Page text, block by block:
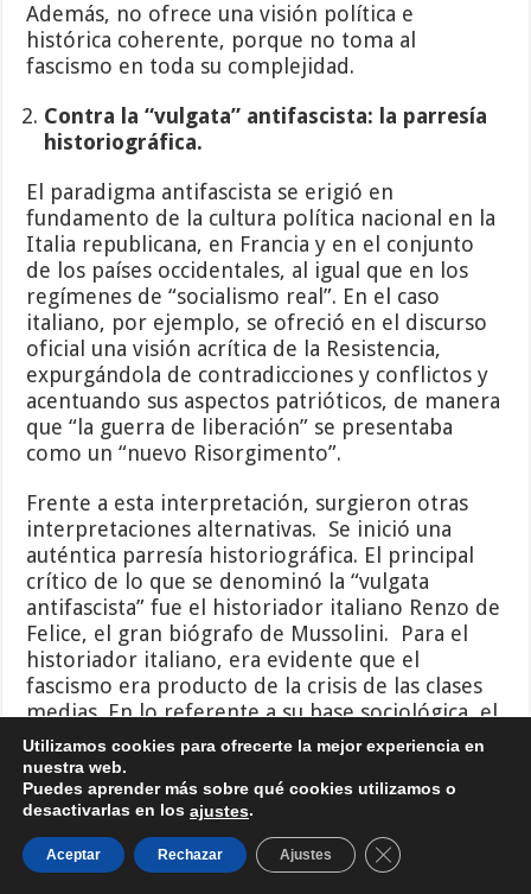
Además, no ofrece una visión política e
histórica coherente, porque no toma al
fascismo en toda su complejidad.
Contra la “vulgata” antifascista: la parresía
historiográfica.
El paradigma antifascista se erigió en
fundamento de la cultura política nacional en la
Italia republicana, en Francia y en el conjunto
de los países occidentales, al igual que en los
regímenes de “socialismo real”. En el caso
italiano, por ejemplo, se ofreció en el discurso
oficial una visión acrítica de la Resistencia,
expurgándola de contradicciones y conflictos y
acentuando sus aspectos patrióticos, de manera
que “la guerra de liberación” se presentaba
como un “nuevo Risorgimento”.
Frente a esta interpretación, surgieron otras
interpretaciones alternativas. Se inició una
auténtica parresía historiográfica. El principal
crítico de lo que se denominó la “vulgata
antifascista” fue el historiador italiano Renzo de
Felice, el gran biógrafo de Mussolini. Para el
historiador italiano, era evidente que el
fascismo era producto de la crisis de las clases
medias. En lo referente a su base sociológica, el
fascismo tuvo enemigos y partidarios en todas
las clases sociales. Sin embargo, sus más
ardientes defensores se reclutaron en “la
pequeña burguesía”, en “las clases medias”. Y es
que, después de la Gran Guerra, estos sectores
sociales se enfrentaron a un período de “grave
Utilizamos cookies para ofrecerte la mejor experiencia en
nuestra web.
Puedes aprender más sobre qué cookies utilizamos o
desactivarlas en los ajustes.
Aceptar Rechazar Ajustes Cerrar el banner